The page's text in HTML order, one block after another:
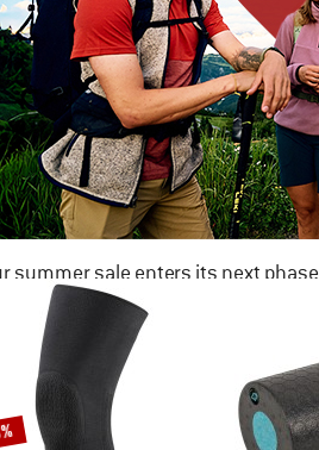
summer sale enters its next phase
NOW UP TO 50% OFF
TO THE SALE